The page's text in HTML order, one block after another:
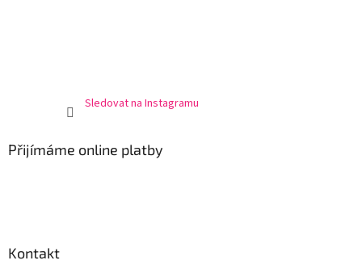
Sledovat na Instagramu
Přijímáme online platby
Kontakt